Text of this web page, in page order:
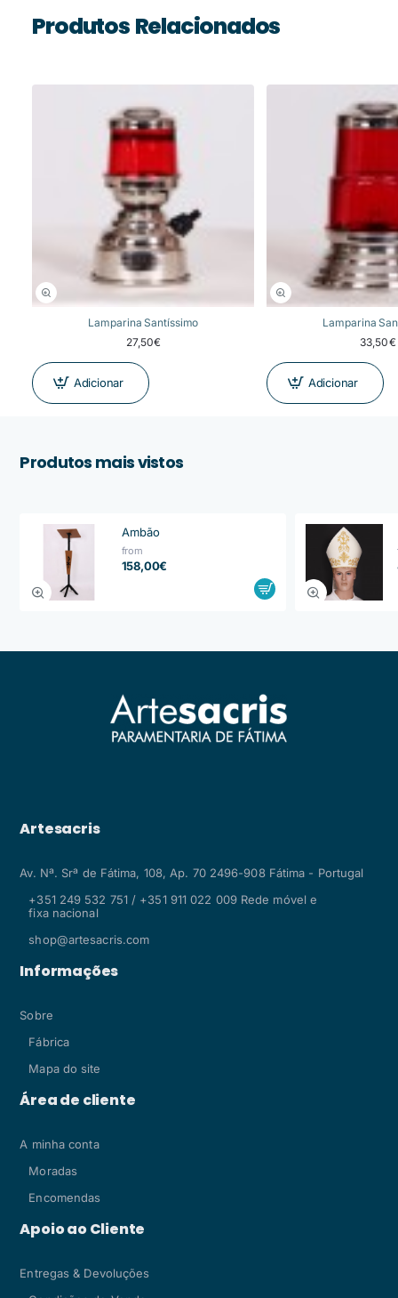
Produtos Relacionados
Lamparina Santíssimo
27,50€
Adicionar
Lamparina
33,50€
Adicionar
Produtos mais vistos
Ambão
from
158,00€
Artesacris
Av. Nª. Srª de Fátima, 108, Ap. 70 2496-908 Fátima - Portugal
+351 249 532 751 / +351 911 022 009 Rede móvel e
fixa nacional
shop@artesacris.com
Informações
Sobre
Fábrica
Mapa do site
Área de cliente
A minha conta
Moradas
Encomendas
Apoio ao Cliente
Entregas & Devoluções